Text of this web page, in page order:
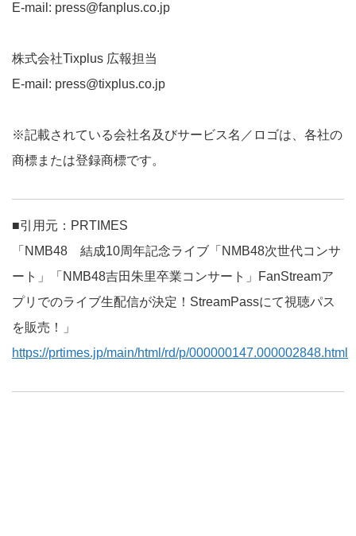
E-mail: press@fanplus.co.jp
株式会社Tixplus 広報担当
E-mail: press@tixplus.co.jp
※記載されている会社名及びサービス名／ロゴは、各社の
商標または登録商標です。
■引用元：PRTIMES
「NMB48 結成10周年記念ライブ「NMB48次世代コンサ
ート」「NMB48吉田朱里卒業コンサート」FanStreamア
プリでのライブ生配信が決定！StreamPassにて視聴パス
を販売！」
https://prtimes.jp/main/html/rd/p/000000147.000002848.html